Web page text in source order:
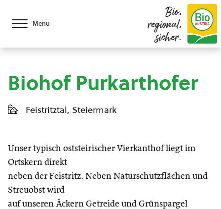
Menü
Bio,
regional,
sicher.
Biohof Purkarthofer
Feistritztal, Steiermark
Unser typisch oststeirischer Vierkanthof liegt im
Ortskern direkt
neben der Feistritz. Neben Naturschutzflächen und
Streuobst wird
auf unseren Äckern Getreide und Grünspargel